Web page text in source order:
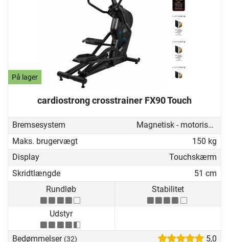
På lager
cardiostrong crosstrainer FX90 Touch
Bremsesystem
Magnetisk - motoriseret
Maks. brugervægt
150 kg
Display
Touchskærm
Skridtlængde
51 cm
Rundløb
Stabilitet
Udstyr
Bedømmelser (32) 5,0